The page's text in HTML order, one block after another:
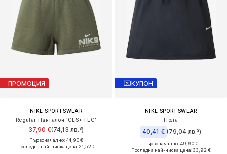
ПРОМОЦИЯ
NIKE SPORTSWEAR
Regular Панталон 'CLS+ FLC'
37,90 €(74,13 лв.³)
Първоначално: 44,90 €
Последна най-ниска цена:21,52 €
КУПОН
NIKE SPORTSWEAR
Пола
40,41 € (79,04 лв.³)
Първоначално: 49,90 €
Последна най-ниска цена:33,92 €